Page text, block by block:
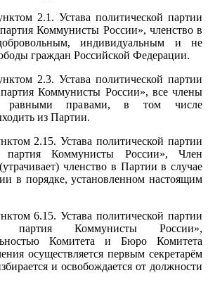
2.1. Устава политической партии
Коммунисты России», членство в
индивидуальным и не
граждан Российской Федерации.
2.3. Устава политической партии
Коммунисты России», все члены
равными правами, в том числе
из Партии.
2.15. Устава политической партии
партия Коммунисты России», Член
членство в Партии в случае
в порядке, установленном настоящим
6.15. Устава политической партии
партия Коммунисты России»,
Комитета и Бюро Комитета
осуществляется первым секретарём
и освобождается от должности